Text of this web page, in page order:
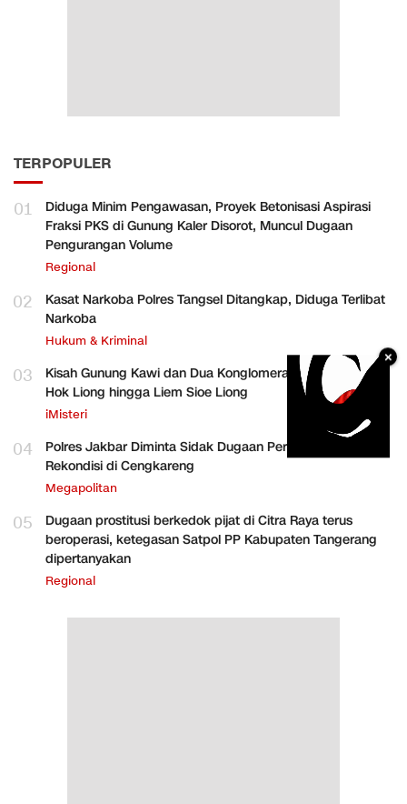
TERPOPULER
01
Diduga Minim Pengawasan, Proyek Betonisasi Aspirasi
Fraksi PKS di Gunung Kaler Disorot, Muncul Dugaan
Pengurangan Volume
Regional
02
Kasat Narkoba Polres Tangsel Ditangkap, Diduga Terlibat
Narkoba
Hukum & Kriminal
03
Kisah Gunung Kawi dan Dua Konglomerat Indonesia Ong
Hok Liong hingga Liem Sioe Liong
iMisteri
04
Polres Jakbar Diminta Sidak Dugaan Perakitan HP
Rekondisi di Cengkareng
Megapolitan
05
Dugaan prostitusi berkedok pijat di Citra Raya terus
beroperasi, ketegasan Satpol PP Kabupaten Tangerang
dipertanyakan
Regional
×